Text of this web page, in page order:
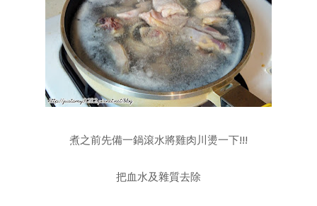
煮之前先備一鍋滾水將雞肉川燙一下!!!
把血水及雜質去除